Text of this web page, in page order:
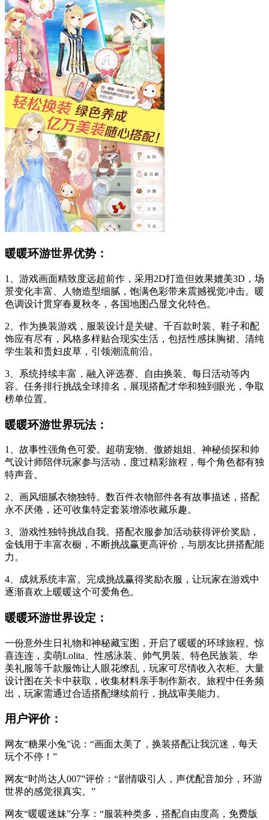
暖暖环游世界优势：
1、游戏画面精致度远超前作，采用2D打造但效果媲美3D，场
景变化丰富、人物造型细腻，饱满色彩带来震撼视觉冲击。暖
色调设计贯穿春夏秋冬，各国地图凸显文化特色。
2、作为换装游戏，服装设计是关键。千百款时装、鞋子和配
饰应有尽有，风格多样贴合现实生活，包括性感抹胸裙、清纯
学生装和贵妇皮草，引领潮流前沿。
3、系统持续丰富，融入评选赛、自由换装、每日活动等内
容。任务排行挑战全球排名，展现搭配才华和独到眼光，争取
榜单位置。
暖暖环游世界玩法：
1、故事性强角色可爱。超萌宠物、傲娇姐姐、神秘侦探和帅
气设计师陪伴玩家参与活动，度过精彩旅程，每个角色都有独
特声音。
2、画风细腻衣物独特。数百件衣物部件各有故事描述，搭配
永不厌倦，还可收集特定套装增添收藏乐趣。
3、游戏性独特挑战自我。搭配衣服参加活动获得评价奖励，
金钱用于丰富衣橱，不断挑战赢更高评价，与朋友比拼搭配能
力。
4、成就系统丰富。完成挑战赢得奖励衣服，让玩家在游戏中
逐渐喜欢上暖暖这个可爱角色。
暖暖环游世界设定：
一份意外生日礼物和神秘藏宝图，开启了暖暖的环球旅程。惊
喜连连，卖萌Lolita、性感泳装、帅气男装、特色民族装、华
美礼服等千款服饰让人眼花缭乱，玩家可尽情收入衣柜。大量
设计图在关卡中获取，收集材料亲手制作新衣。旅程中任务频
出，玩家需通过合适搭配继续前行，挑战审美能力。
用户评价：
网友“糖果小兔”说：“画面太美了，换装搭配让我沉迷，每天
玩个不停！”
网友“时尚达人007”评价：“剧情吸引人，声优配音加分，环游
世界的感觉很真实。”
网友“暖暖迷妹”分享：“服装种类多，搭配自由度高，免费版